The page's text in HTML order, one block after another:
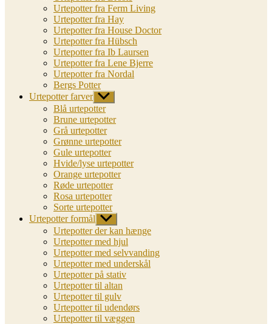
Urtepotter fra Ferm Living
Urtepotter fra Hay
Urtepotter fra House Doctor
Urtepotter fra Hübsch
Urtepotter fra Ib Laursen
Urtepotter fra Lene Bjerre
Urtepotter fra Nordal
Bergs Potter
Urtepotter farver Vis
undermenu
Blå urtepotter
Brune urtepotter
Grå urtepotter
Grønne urtepotter
Gule urtepotter
Hvide/lyse urtepotter
Orange urtepotter
Røde urtepotter
Rosa urtepotter
Sorte urtepotter
Urtepotter formål Vis
undermenu
Urtepotter der kan hænge
Urtepotter med hjul
Urtepotter med selvvanding
Urtepotter med underskål
Urtepotter på stativ
Urtepotter til altan
Urtepotter til gulv
Urtepotter til udendørs
Urtepotter til væggen